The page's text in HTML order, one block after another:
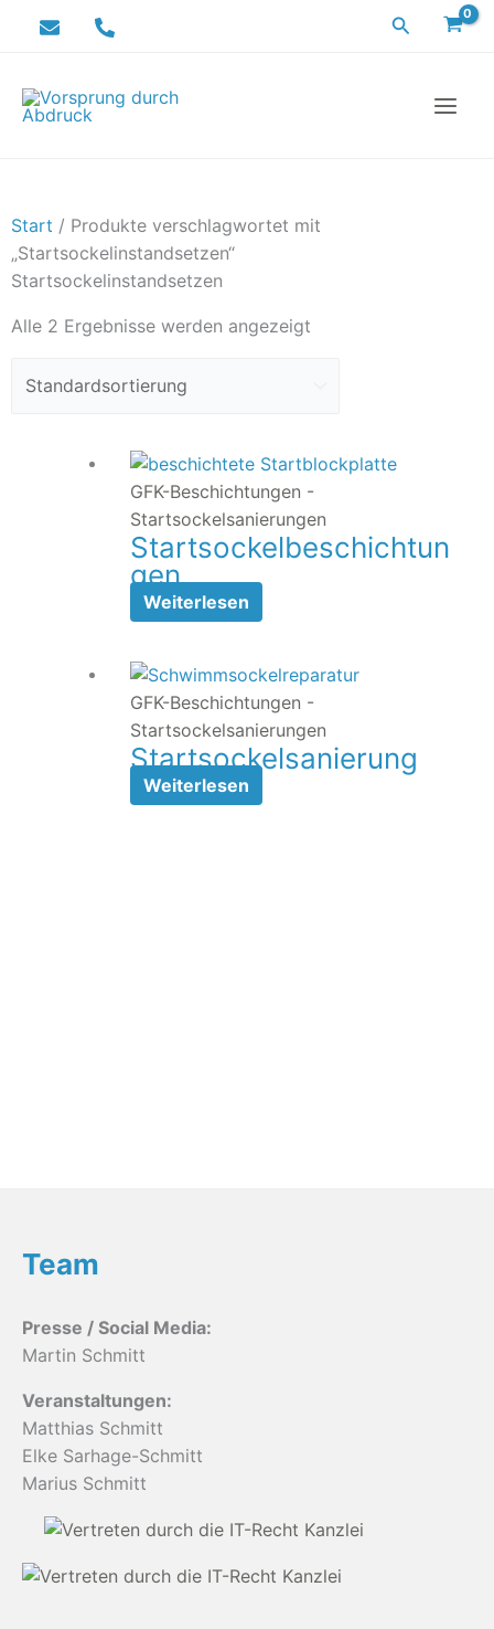
Inhalt
Suchen
Start / Produkte verschlagwortet mit
„Startsockelinstandsetzen“
Startsockelinstandsetzen
Alle 2 Ergebnisse werden angezeigt
GFK-Beschichtungen -
Startsockelsanierungen
Startsockelbeschichtun
gen
Weiterlesen
GFK-Beschichtungen -
Startsockelsanierungen
Startsockelsanierung
Weiterlesen
Team
Presse / Social Media:
Martin Schmitt
Veranstaltungen:
Matthias Schmitt
Elke Sarhage-Schmitt
Marius Schmitt